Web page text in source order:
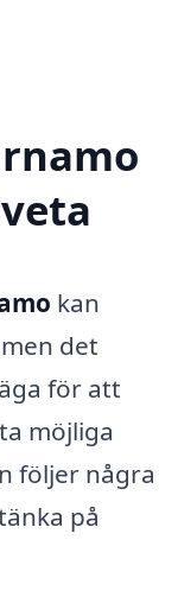
kan
det
för att
möjliga
följer några
på